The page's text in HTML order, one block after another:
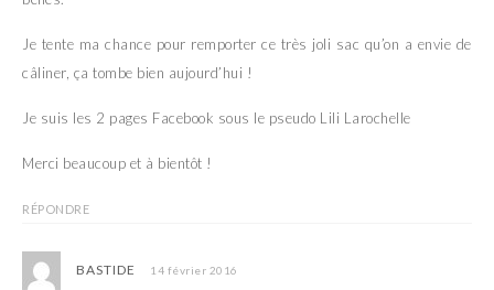
Je tente ma chance pour remporter ce très joli sac qu’on a envie de
câliner, ça tombe bien aujourd’hui !
Je suis les 2 pages Facebook sous le pseudo Lili Larochelle
Merci beaucoup et à bientôt !
RÉPONDRE
BASTIDE 14 février 2016